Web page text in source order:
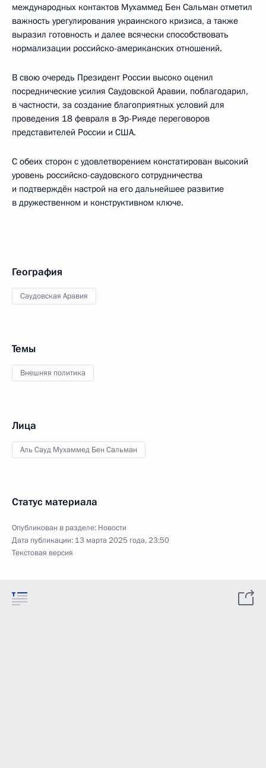
международных контактов Мухаммед Бен Сальман отметил
важность урегулирования украинского кризиса, а также
выразил готовность и далее всячески способствовать
нормализации российско-американских отношений.
В свою очередь Президент России высоко оценил
посреднические усилия Саудовской Аравии, поблагодарил,
в частности, за создание благоприятных условий для
проведения 18 февраля в Эр-Рияде переговоров
представителей России и США.
С обеих сторон с удовлетворением констатирован высокий
уровень российско-саудовского сотрудничества
и подтверждён настрой на его дальнейшее развитие
в дружественном и конструктивном ключе.
География
Саудовская Аравия
Темы
Внешняя политика
Лица
Аль Сауд Мухаммед Бен Сальман
Статус материала
Опубликован в разделе: Новости
Дата публикации: 13 марта 2025 года, 23:50
Текстовая версия